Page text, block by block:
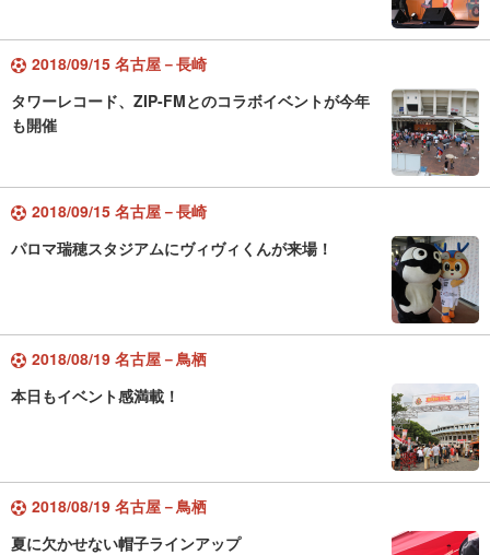
2018/09/15 名古屋－長崎
タワーレコード、ZIP-FMとのコラボイベントが今年
も開催
2018/09/15 名古屋－長崎
パロマ瑞穂スタジアムにヴィヴィくんが来場！
2018/08/19 名古屋－鳥栖
本日もイベント感満載！
2018/08/19 名古屋－鳥栖
夏に欠かせない帽子ラインアップ